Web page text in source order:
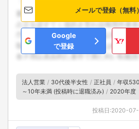
フォローしました
こちらの企業もフォローし
メールで登録（無料）
Google
で登録
法人営業 30代後半女性 正社員 年収
～10年未満 (投稿時に退職済み)
2020年度
投稿日:2020-07-